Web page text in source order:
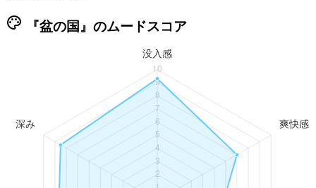
palette 『盆の国』のムードスコア